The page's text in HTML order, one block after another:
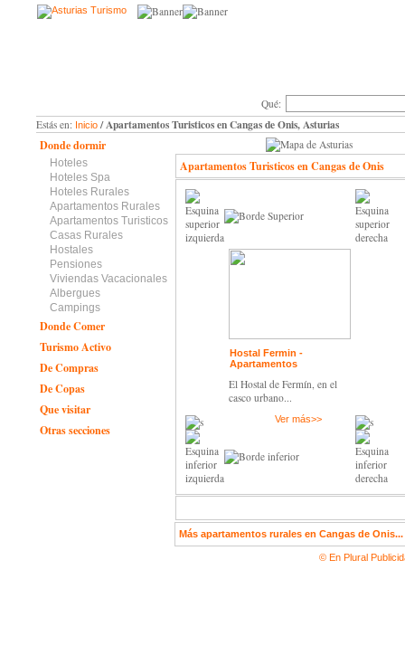
Qué:
Estás en: Inicio/ Apartamentos Turisticos en Cangas de Onis, Asturias
Donde dormir
Hoteles
Hoteles Spa
Hoteles Rurales
Apartamentos Rurales
Apartamentos Turisticos
Casas Rurales
Hostales
Pensiones
Viviendas Vacacionales
Albergues
Campings
Donde Comer
Turismo Activo
De Compras
De Copas
Que visitar
Otras secciones
Apartamentos Turisticos en Cangas de Onis
Hostal Fermin -
Apartamentos
El Hostal de Fermín, en el
casco urbano...
Ver más>>
Más apartamentos rurales en Cangas de Onis...
© En Plural